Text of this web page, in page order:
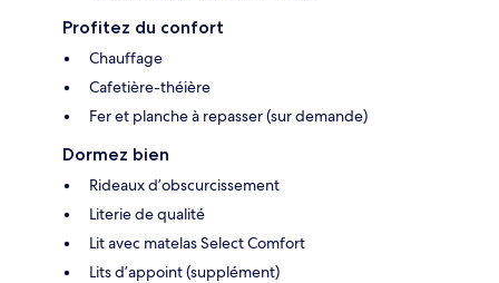
Profitez du confort
Chauffage
Cafetière-théière
Fer et planche à repasser (sur demande)
Dormez bien
Rideaux d’obscurcissement
Literie de qualité
Lit avec matelas Select Comfort
Lits d’appoint (supplément)